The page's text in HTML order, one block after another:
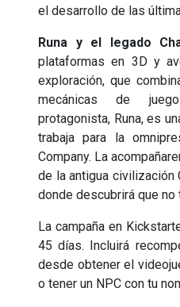
el desarrollo de las
Runa y el legado
plataformas en 3D y
exploración, que
mecánicas de
protagonista, Runa, es
trabaja para la
Company. La
de la antigua civilización
donde descubrirá que
La campaña en
45 días. Incluirá
desde obtener el
o tener un NPC con tu